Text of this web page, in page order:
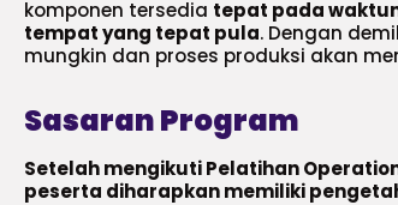
komponen tersedia tepat pada
tempat yang tepat pula. Dengan
mungkin dan proses produksi akan
Sasaran Program
Setelah mengikuti Pelatihan
peserta diharapkan memiliki